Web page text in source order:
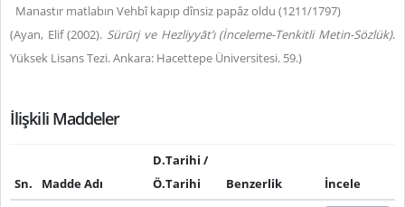
Manastır matlabın Vehbî kapıp dînsiz papâz oldu (1211/1797)
(Ayan, Elif (2002). Sürūrį ve Hezliyyāt’ı (İnceleme-Tenkitli Metin-Sözlük).
Yüksek Lisans Tezi. Ankara: Hacettepe Üniversitesi. 59.)
İlişkili Maddeler
Sn. Madde Adı
D.Tarihi /
Ö.Tarihi
Benzerlik
İncele